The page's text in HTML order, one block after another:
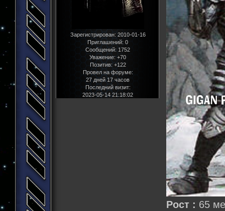
Зарегистрирован: 2010-01-16
Приглашений: 0
Сообщений: 1752
Уважение: +70
Позитив: +122
Провел на форуме:
27 дней 17 часов
Последний визит:
2023-05-14 21:18:02
Рост : 65